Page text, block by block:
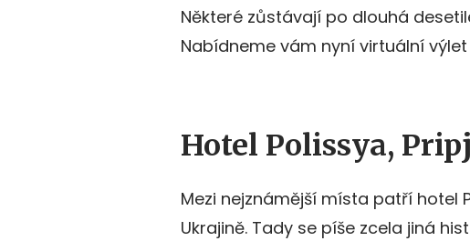
Některé zůstávají po dlouhá
Nabídneme vám nyní virtuální
Hotel Polissya,
Mezi nejznámější místa patří hotel
Ukrajině. Tady se píše zcela jiná